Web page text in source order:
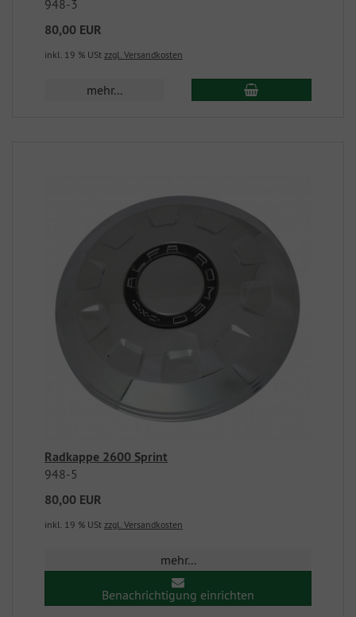
948-3
80,00 EUR
inkl. 19 % USt zzgl. Versandkosten
mehr...
Radkappe 2600 Sprint
948-5
80,00 EUR
inkl. 19 % USt zzgl. Versandkosten
mehr...
Benachrichtigung einrichten